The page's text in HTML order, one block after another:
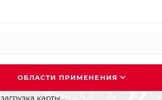
ОБЛАСТИ ПРИМЕНЕНИЯ
загрузка карты...